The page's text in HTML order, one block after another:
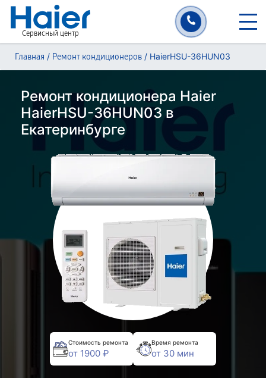
Сервисный центр
Главная / Ремонт кондиционеров / HaierHSU-36HUN03
Ремонт кондиционера Haier
HaierHSU-36HUN03 в
Екатеринбурге
Стоимость ремонта
от 1900 ₽
Время ремонта
от 30 мин